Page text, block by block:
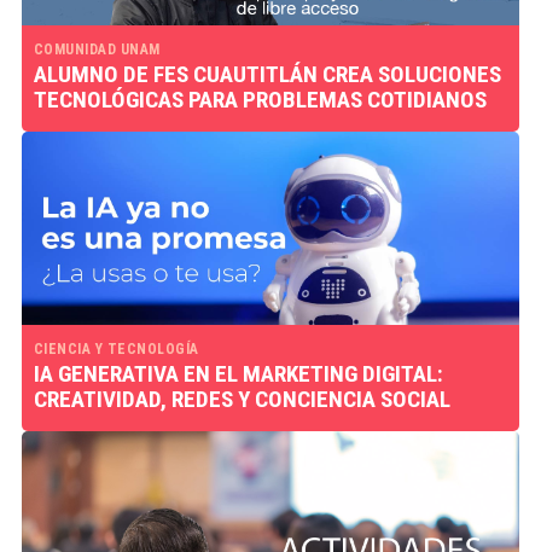
COMUNIDAD UNAM
ALUMNO DE FES CUAUTITLÁN CREA SOLUCIONES
TECNOLÓGICAS PARA PROBLEMAS COTIDIANOS
CIENCIA Y TECNOLOGÍA
IA GENERATIVA EN EL MARKETING DIGITAL:
CREATIVIDAD, REDES Y CONCIENCIA SOCIAL